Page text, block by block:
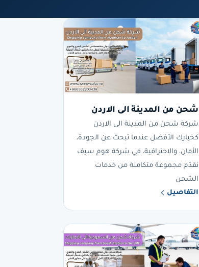
شحن من المدينة الى الاردن
شركة شحن من المدينة الى الاردن
كخيارك الأفضل عندما تبحث عن الجودة،
الأمان، والاحترافية، في شركة هوم سيف
نقدّم مجموعة متكاملة من خدمات
الشحن
التفاصيل